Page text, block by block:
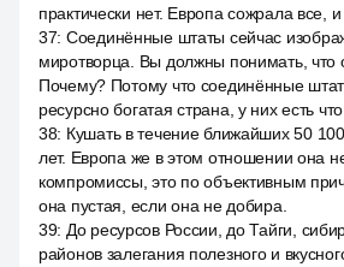
практически нет. Европа сожрала все, и
37: Соединённые штаты сейчас
миротворца. Вы должны понимать, что
Почему? Потому что соединённые
ресурсно богатая страна, у них есть что
38: Кушать в течение ближайших 50
лет. Европа же в этом отношении она
компромиссы, это по объективным
она пустая, если она не добира.
39: До ресурсов России, до Тайги,
районов залегания полезного и